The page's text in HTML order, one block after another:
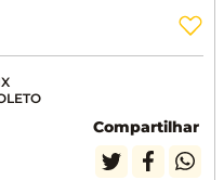
Compartilhar